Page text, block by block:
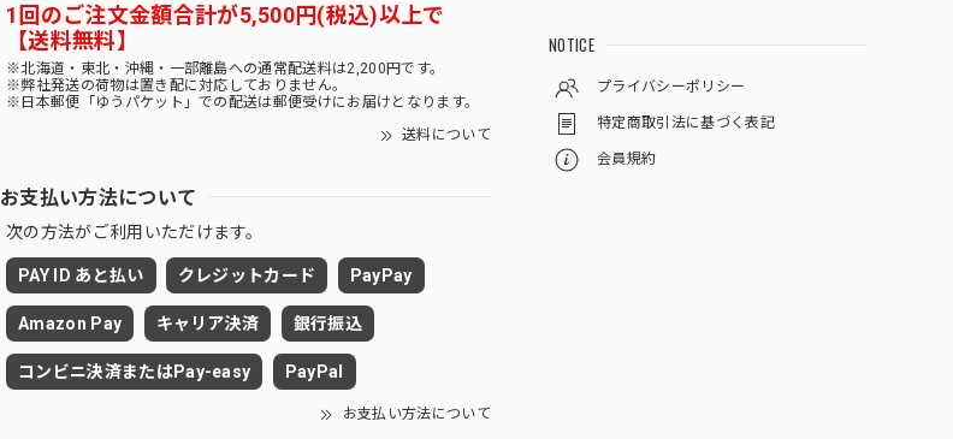
1回のご注文金額合計が5,500円(税込)以上で
【送料無料】
※北海道・東北・沖縄・一部離島への通常配送料は2,200円です。
※弊社発送の荷物は置き配に対応しておりません。
※日本郵便「ゆうパケット」での配送は郵便受けにお届けとなります。
送料について
お支払い方法について
次の方法がご利用いただけます。
PAY ID あと払い クレジットカード PayPay
Amazon Pay キャリア決済 銀行振込
コンビニ決済またはPay-easy PayPal
お支払い方法について
NOTICE
プライバシーポリシー
特定商取引法に基づく表記
会員規約